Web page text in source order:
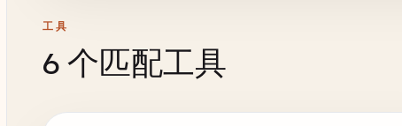
工具
6 个匹配工具